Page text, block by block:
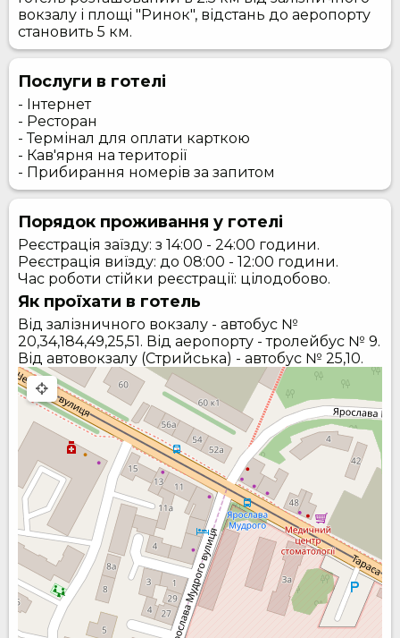
вокзалу і площі "Ринок", відстань до аеропорту
становить 5 км.
Послуги в готелі
- Інтернет
- Ресторан
- Термінал для оплати карткою
- Кав'ярня на території
- Прибирання номерів за запитом
Порядок проживання у готелі
Реєстрація заїзду: з 14:00 - 24:00 години.
Реєстрація виїзду: до 08:00 - 12:00 години.
Час роботи стійки реєстрації: цілодобово.
Як проїхати в готель
Від залізничного вокзалу - автобус №
20,34,184,49,25,51. Від аеропорту - тролейбус № 9.
Від автовокзалу (Стрийська) - автобус № 25,10.